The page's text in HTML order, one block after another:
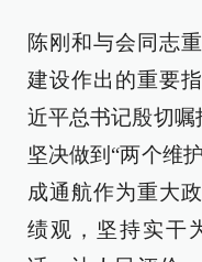
陈刚和与会同志
建设作出的重要
近平总书记殷切嘱
坚决做到“两个维
成通航作为重大
绩观，坚持实干